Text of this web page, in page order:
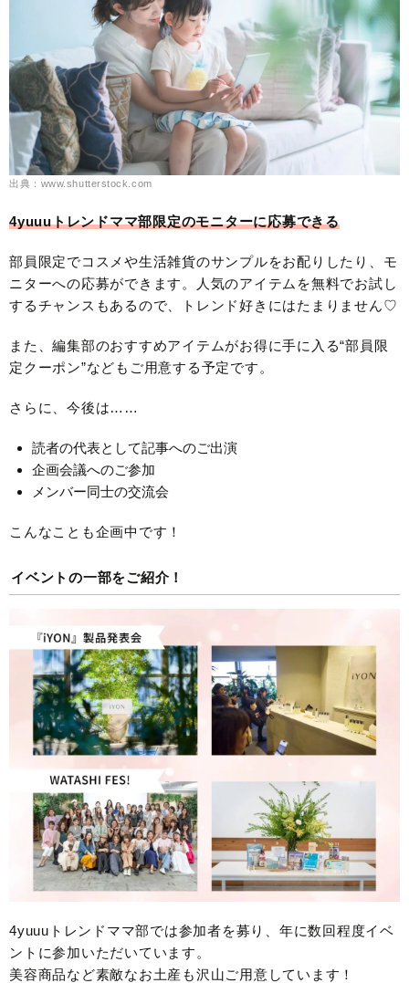
出典：www.shutterstock.com
4yuuuトレンドママ部限定のモニターに応募できる
部員限定でコスメや生活雑貨のサンプルをお配りしたり、モ
ニターへの応募ができます。人気のアイテムを無料でお試し
するチャンスもあるので、トレンド好きにはたまりません♡
また、編集部のおすすめアイテムがお得に手に入る“部員限
定クーポン”などもご用意する予定です。
さらに、今後は……
読者の代表として記事へのご出演
企画会議へのご参加
メンバー同士の交流会
こんなことも企画中です！
イベントの一部をご紹介！
4yuuuトレンドママ部では参加者を募り、年に数回程度イベ
ントに参加いただいています。
美容商品など素敵なお土産も沢山ご用意しています！